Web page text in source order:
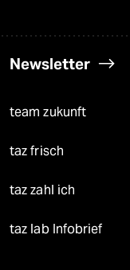
Newsletter
team zukunft
taz frisch
taz zahl ich
taz lab Infobrief